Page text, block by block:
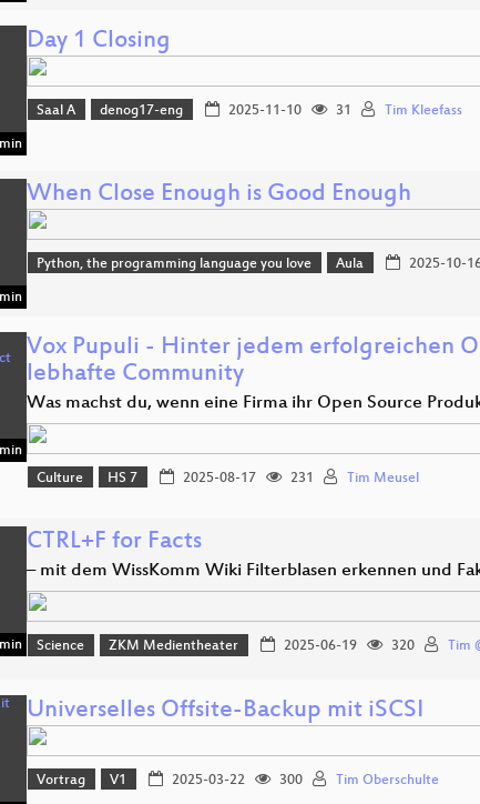
Day 1 Closing
Saal A denog17-eng 2025-11-10 31 Tim Kleefass
When Close Enough is Good Enough
Python, the programming language you love Aula 2025-10-
Vox Pupuli - Hinter jedem erfolgreichen
lebhafte Community
Was machst du, wenn eine Firma ihr Open Source
Culture HS 7 2025-08-17 231 Tim Meusel
CTRL+F for Facts
– mit dem WissKomm Wiki Filterblasen erkennen und
Science ZKM Medientheater 2025-06-19 320 Tim
Universelles Offsite-Backup mit iSCSI
Vortrag V1 2025-03-22 300 Tim Oberschulte